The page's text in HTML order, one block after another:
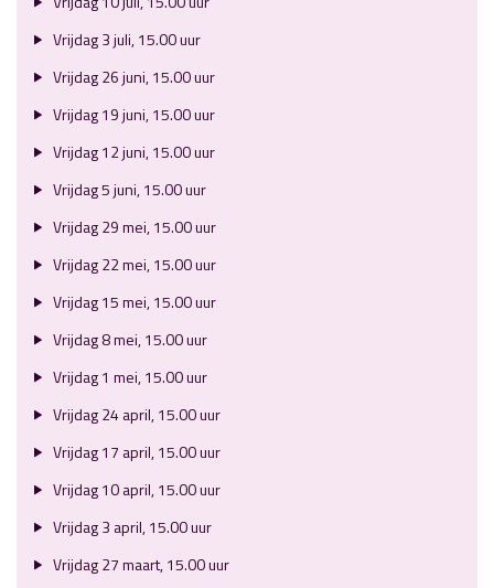
Vrijdag 3 juli, 15.00 uur
Vrijdag 26 juni, 15.00 uur
Vrijdag 19 juni, 15.00 uur
Vrijdag 12 juni, 15.00 uur
Vrijdag 5 juni, 15.00 uur
Vrijdag 29 mei, 15.00 uur
Vrijdag 22 mei, 15.00 uur
Vrijdag 15 mei, 15.00 uur
Vrijdag 8 mei, 15.00 uur
Vrijdag 1 mei, 15.00 uur
Vrijdag 24 april, 15.00 uur
Vrijdag 17 april, 15.00 uur
Vrijdag 10 april, 15.00 uur
Vrijdag 3 april, 15.00 uur
Vrijdag 27 maart, 15.00 uur